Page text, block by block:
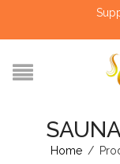
Home /